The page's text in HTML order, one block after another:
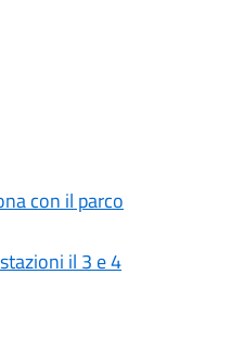
con il parco
il 3 e 4